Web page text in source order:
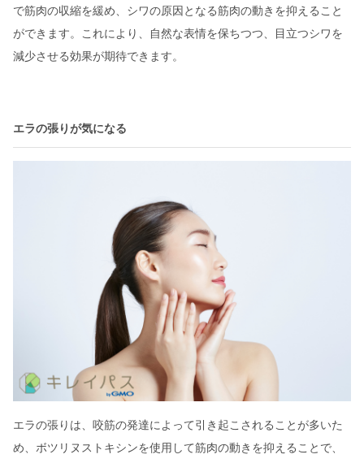
で筋肉の収縮を緩め、シワの原因となる筋肉の動きを抑えること
ができます。これにより、自然な表情を保ちつつ、目立つシワを
減少させる効果が期待できます。
エラの張りが気になる
エラの張りは、咬筋の発達によって引き起こされることが多いた
め、ボツリヌストキシンを使用して筋肉の動きを抑えることで、